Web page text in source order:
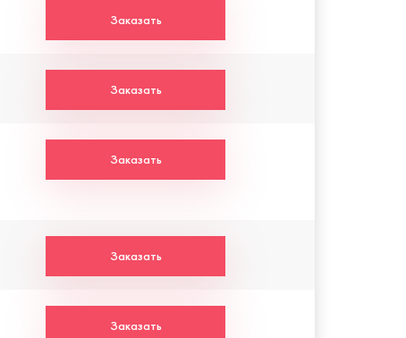
Заказать
Заказать
Заказать
Заказать
Заказать